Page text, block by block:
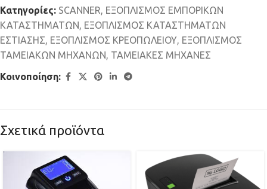
Κατηγορίες: SCANNER, ΕΞΟΠΛΙΣΜΟΣ ΕΜΠΟΡΙΚΩΝ
ΚΑΤΑΣΤΗΜΑΤΩΝ, ΕΞΟΠΛΙΣΜΟΣ ΚΑΤΑΣΤΗΜΑΤΩΝ
ΕΣΤΙΑΣΗΣ, ΕΞΟΠΛΙΣΜΟΣ ΚΡΕΟΠΩΛΕΙΟΥ, ΕΞΟΠΛΙΣΜΟΣ
ΤΑΜΕΙΑΚΩΝ ΜΗΧΑΝΩΝ, ΤΑΜΕΙΑΚΕΣ ΜΗΧΑΝΕΣ
Κοινοποίηση:
Σχετικά προϊόντα